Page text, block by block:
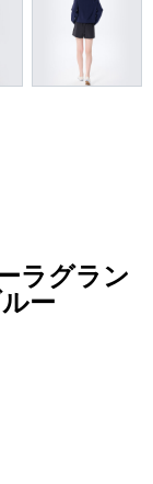
ラグラン
ー